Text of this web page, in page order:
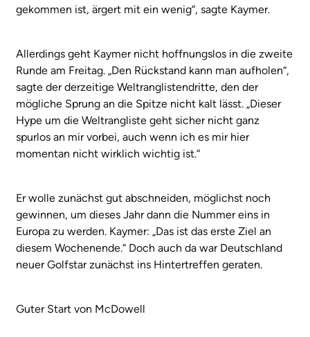
gekommen ist, ärgert mit ein wenig“, sagte Kaymer.
Allerdings geht Kaymer nicht hoffnungslos in die zweite
Runde am Freitag. „Den Rückstand kann man aufholen“,
sagte der derzeitige Weltranglistendritte, den der
mögliche Sprung an die Spitze nicht kalt lässt. „Dieser
Hype um die Weltrangliste geht sicher nicht ganz
spurlos an mir vorbei, auch wenn ich es mir hier
momentan nicht wirklich wichtig ist.“
Er wolle zunächst gut abschneiden, möglichst noch
gewinnen, um dieses Jahr dann die Nummer eins in
Europa zu werden. Kaymer: „Das ist das erste Ziel an
diesem Wochenende.“ Doch auch da war Deutschland
neuer Golfstar zunächst ins Hintertreffen geraten.
Guter Start von McDowell